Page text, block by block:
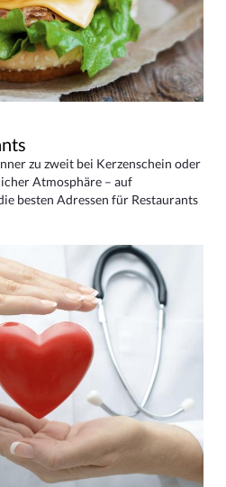
zu zweit bei Kerzenschein oder
Atmosphäre – auf
besten Adressen für Restaurants